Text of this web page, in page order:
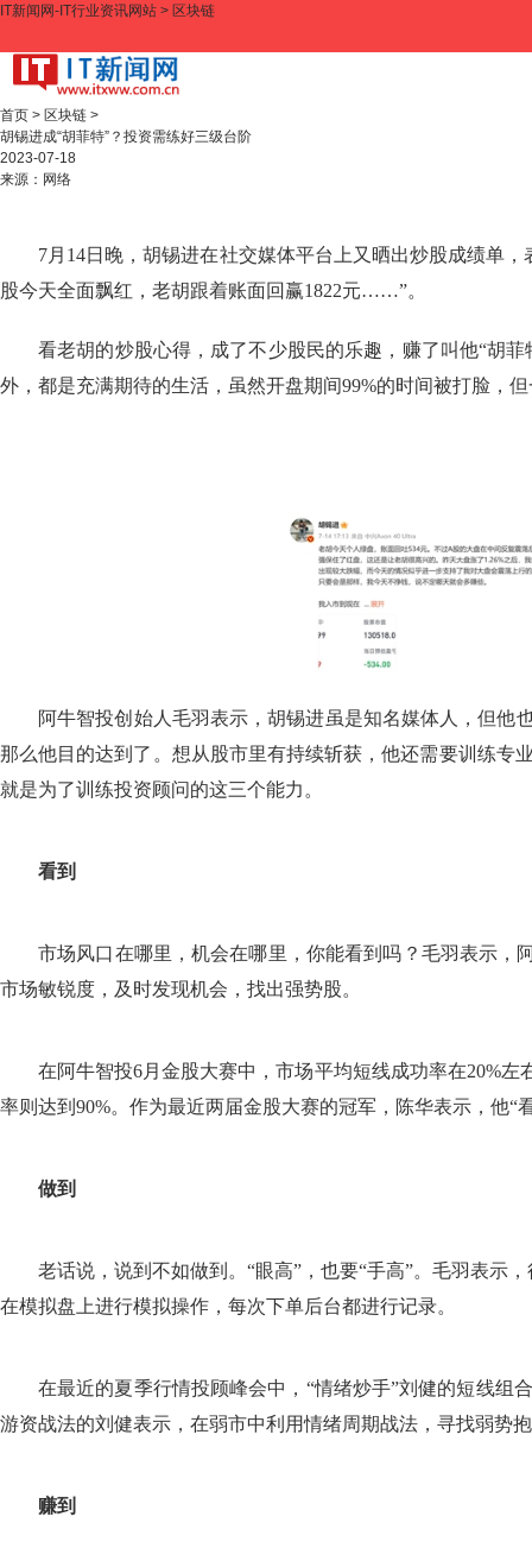
IT新闻网-IT行业资讯网站 > 区块链
首页 > 区块链 >
胡锡进成“胡菲特”？投资需练好三级台阶
2023-07-18
来源： 网络
7月14日晚，胡锡进在社交媒体平台上又晒出炒股成绩单
股今天全面飘红，老胡跟着账面回赢1822元……”。
看老胡的炒股心得，成了不少股民的乐趣，赚了叫他“胡
外，都是充满期待的生活，虽然开盘期间99%的时间被打脸，
阿牛智投创始人毛羽表示，胡锡进虽是知名媒体人，但他
那么他目的达到了。想从股市里有持续斩获，他还需要训练专
就是为了训练投资顾问的这三个能力。
看到
市场风口在哪里，机会在哪里，你能看到吗？毛羽表示，
市场敏锐度，及时发现机会，找出强势股。
在阿牛智投6月金股大赛中，市场平均短线成功率在20%
率则达到90%。作为最近两届金股大赛的冠军，陈华表示，他
做到
老话说，说到不如做到。“眼高”，也要“手高”。毛羽表示
在模拟盘上进行模拟操作，每次下单后台都进行记录。
在最近的夏季行情投顾峰会中，“情绪炒手”刘健的短线组
游资战法的刘健表示，在弱市中利用情绪周期战法，寻找弱势
赚到